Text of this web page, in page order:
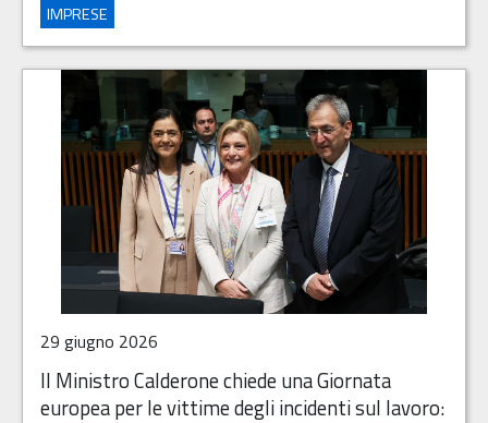
IMPRESE
29 giugno 2026
Il Ministro Calderone chiede una Giornata
europea per le vittime degli incidenti sul lavoro: